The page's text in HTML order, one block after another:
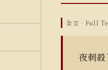
全文 · Full
夜刺